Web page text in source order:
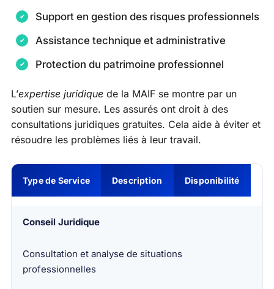
Support en gestion des risques professionnels
Assistance technique et administrative
Protection du patrimoine professionnel
L’expertise juridique de la MAIF se montre par un
soutien sur mesure. Les assurés ont droit à des
consultations juridiques gratuites. Cela aide à éviter et
résoudre les problèmes liés à leur travail.
Type de Service Description Disponibilité
Conseil Juridique
Consultation et analyse de situations
professionnelles